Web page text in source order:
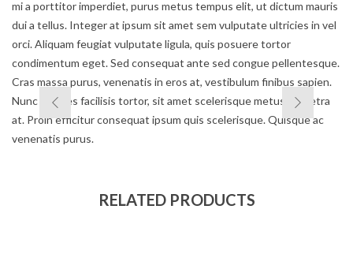
mi a porttitor imperdiet, purus metus tempus elit, ut dictum mauris
dui a tellus. Integer at ipsum sit amet sem vulputate ultricies in vel
orci. Aliquam feugiat vulputate ligula, quis posuere tortor
condimentum eget. Sed consequat ante sed congue pellentesque.
Cras massa purus, venenatis in eros at, vestibulum finibus sapien.
Nunc sodales facilisis tortor, sit amet scelerisque metus pharetra
at. Proin efficitur consequat ipsum quis scelerisque. Quisque ac
venenatis purus.
RELATED PRODUCTS